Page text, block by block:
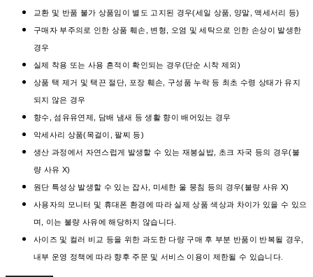
교환 및 반품 불가 상품임이 별도 고지된 경우(세일 상품, 양말, 액세서리 등)
구매자 부주의로 인한 상품 훼손, 변형, 오염 및 세탁으로 인한 손상이 발생한
경우
실제 착용 또는 사용 흔적이 확인되는 경우(단순 시착 제외)
상품 택 제거 및 택끈 절단, 포장 훼손, 구성품 누락 등 최초 수령 상태가 유지
되지 않은 경우
향수, 섬유유연제, 담배 냄새 등 생활 향이 배어있는 경우
악세사리 상품(목걸이, 팔찌 등)
생산 과정에서 자연스럽게 발생할 수 있는 재봉실밥, 초크 자국 등의 경우(불
량 사유 X)
원단 특성상 발생할 수 있는 잡사, 미세한 울 뭉침 등의 경우(불량 사유 X)
사용자의 모니터 및 휴대폰 환경에 따라 실제 상품 색상과 차이가 있을 수 있으
며, 이는 불량 사유에 해당하지 않습니다.
사이즈 및 컬러 비교 등을 위한 과도한 다량 구매 후 부분 반품이 반복될 경우,
내부 운영 정책에 따라 향후 주문 및 서비스 이용이 제한될 수 있습니다.